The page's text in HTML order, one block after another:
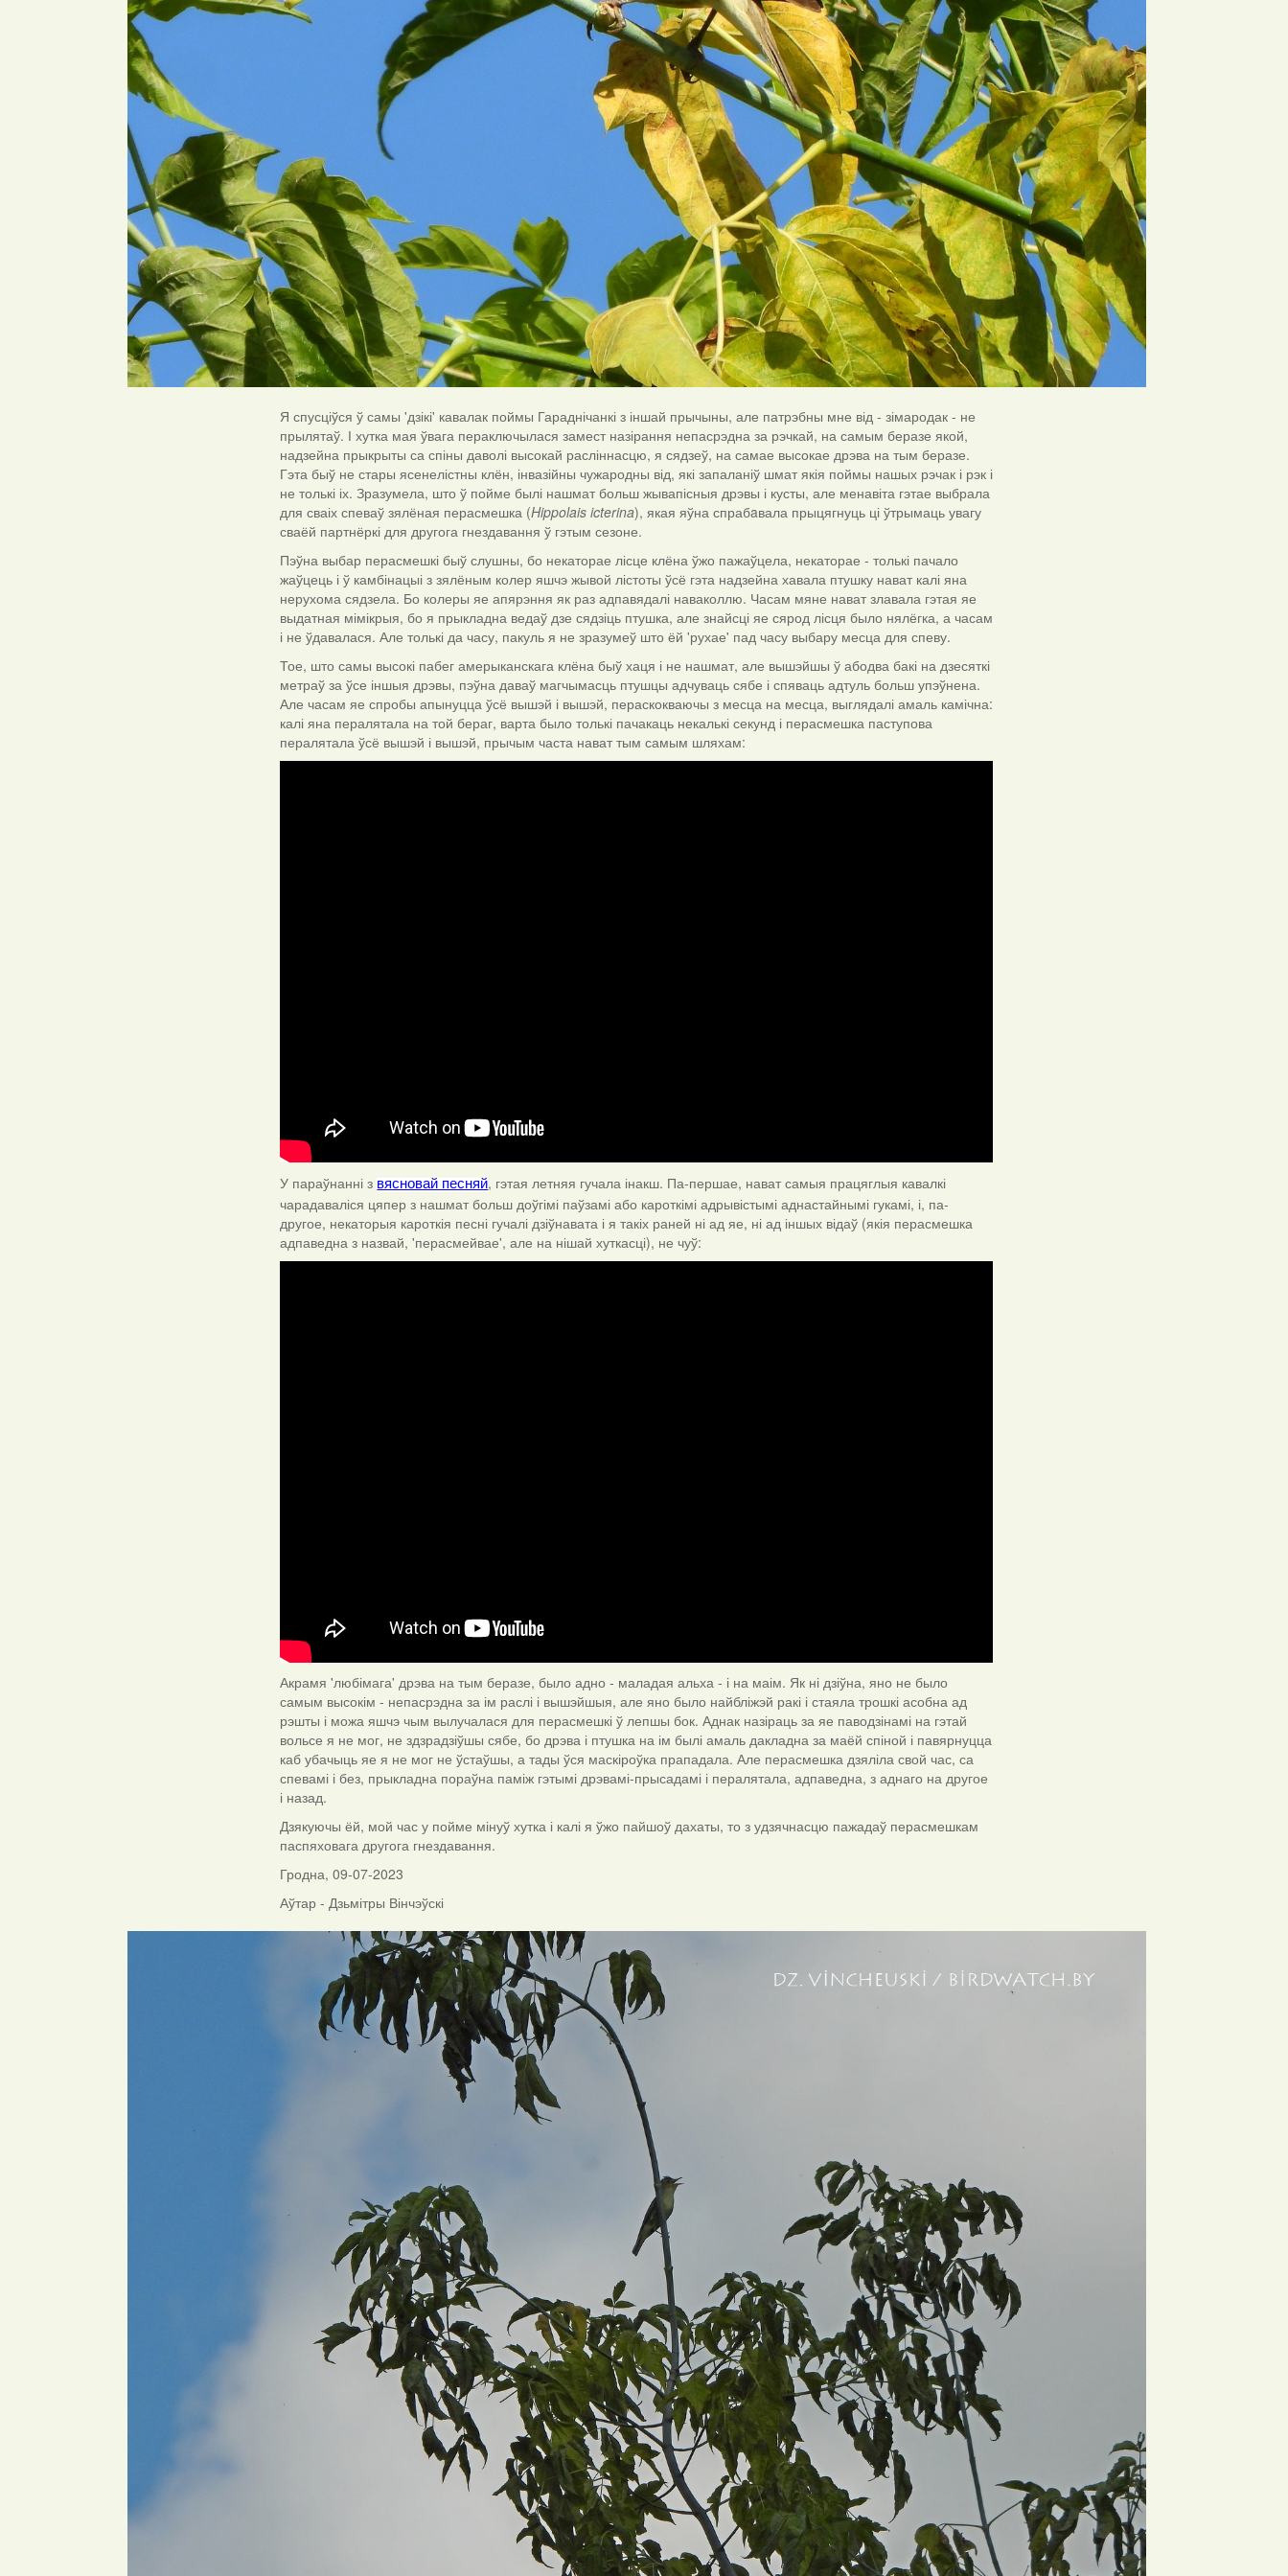
Я спусціўся ў самы 'дзікі' кавалак поймы Гараднічанкі з іншай прычыны, але патрэбны мне від - зімародак - не
прылятаў. І хутка мая ўвага пераключылася замест назірання непасрэдна за рэчкай, на самым беразе якой,
надзейна прыкрыты са спіны даволі высокай расліннасцю, я сядзеў, на самае высокае дрэва на тым беразе.
Гэта быў не стары ясенелістны клён, інвазійны чужародны від, які запаланіў шмат якія поймы нашых рэчак і рэк і
не толькі іх. Зразумела, што ў пойме былі нашмат больш жывапісныя дрэвы і кусты, але менавіта гэтае выбрала
для сваіх спеваў зялёная перасмешка (Hippolais icterina), якая яўна спрабaвала прыцягнуць ці ўтрымаць увагу
сваёй партнёркі для другога гнездавання ў гэтым сезоне.
Пэўна выбар перасмешкі быў слушны, бо некаторае лісце клёна ўжо пажаўцела, некаторае - толькі пачало
жаўцець і ў камбінацыі з зялёным колер яшчэ жывой лістоты ўсё гэта надзейна хавала птушку нават калі яна
нерухома сядзела. Бо колеры яе апярэння як раз адпавядалі наваколлю. Часам мяне нават злавала гэтая яе
выдатная мімікрыя, бо я прыкладна ведаў дзе сядзіць птушка, але знайсці яе сярод лісця было нялёгка, а часам
і не ўдавалася. Але толькі да часу, пакуль я не зразумеў што ёй 'рухае' пад часу выбару месца для спеву.
Тое, што самы высокі пабег амерыканскага клёна быў хаця і не нашмат, але вышэйшы ў абодва бакі на дзесяткі
метраў за ўсе іншыя дрэвы, пэўна даваў магчымасць птушцы адчуваць сябе і спяваць адтуль больш упэўнена.
Але часам яе спробы апынуцца ўсё вышэй і вышэй, пераскокваючы з месца на месца, выглядалі амаль камічна:
калі яна пералятала на той бераг, варта было толькі пачакаць некалькі секунд і перасмешка паступова
пералятала ўсё вышэй і вышэй, прычым часта нават тым самым шляхам:
У параўнанні звясновай песняй, гэтая летняя гучала інакш. Па-першае, нават самыя працяглыя кавалкі
чарадаваліся цяпер з нашмат больш доўгімі паўзамі або кароткімі адрывістымі аднастайнымі гукамі, і, па-
другое, некаторыя кароткія песні гучалі дзіўнавата і я такіх раней ні ад яе, ні ад іншых відаў (якія перасмешка
адпаведна з назвай, 'перасмейвае', але на нішай хуткасці), не чуў:
Акрамя 'любімага' дрэва на тым беразе, было адно - маладая альха - і на маім. Як ні дзіўна, яно не было
самым высокім - непасрэдна за ім раслі і вышэйшыя, але яно было найбліжэй ракі і стаяла трошкі асобна ад
рэшты і можа яшчэ чым вылучалася для перасмешкі ў лепшы бок. Аднак назіраць за яе паводзінамі на гэтай
вольсе я не мог, не здзрадзіўшы сябе, бо дрэва і птушка на ім былі амаль дакладна за маёй спіной і павярнуцца
каб убачыць яе я не мог не ўстаўшы, а тады ўся маскіроўка прападала. Але перасмешка дзяліла свой час, са
спевамі і без, прыкладна пораўна паміж гэтымі дрэвамі-прысадамі і пералятала, адпаведна, з аднаго на другое
і назад.
Дзякуючы ёй, мой час у пойме мінуў хутка і калі я ўжо пайшоў дахаты, то з удзячнасцю пажадаў перасмешкам
паспяховага другога гнездавання.
Гродна, 09-07-2023
Аўтар - Дзьмітры Вінчэўскі